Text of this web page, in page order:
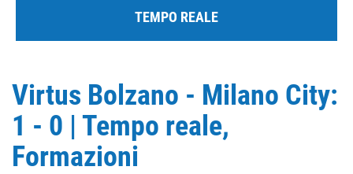
TEMPO REALE
Virtus Bolzano - Milano City:
1 - 0 | Tempo reale,
Formazioni